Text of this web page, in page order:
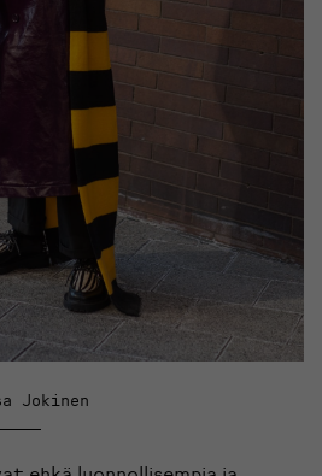
Jokinen